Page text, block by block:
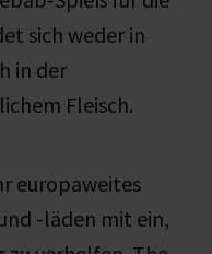
sich weder in
in der
Fleisch.
europaweites
-läden mit ein,